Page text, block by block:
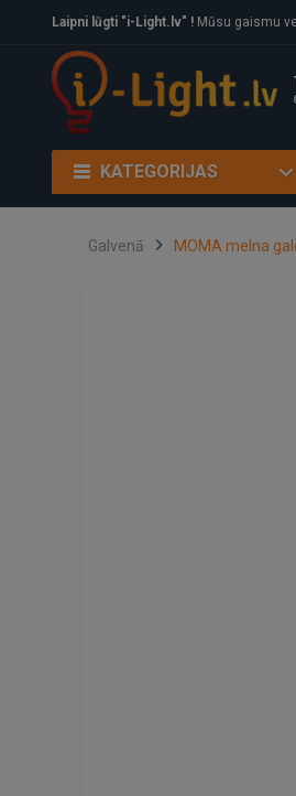
Laipni lūgti "i-Light.lv" ! Mūsu gaismu
KATEGORIJAS
Galvenā MOMA melna